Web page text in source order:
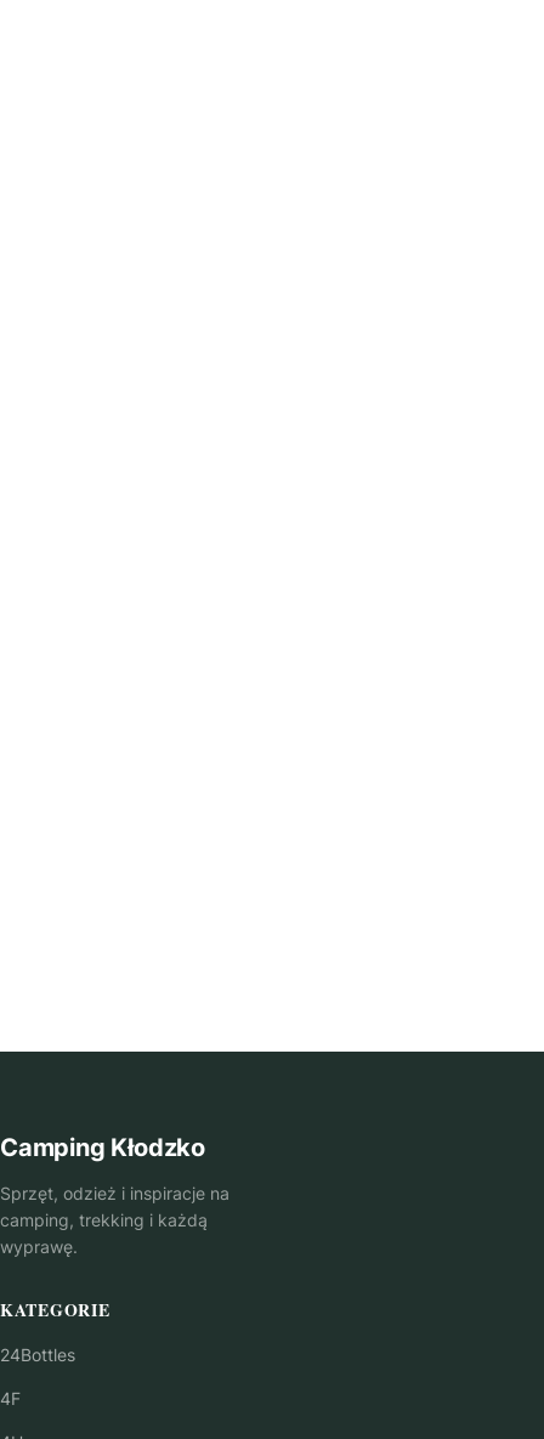
Camping Kłodzko
Sprzęt, odzież i inspiracje na
camping, trekking i każdą
wyprawę.
KATEGORIE
24Bottles
4F